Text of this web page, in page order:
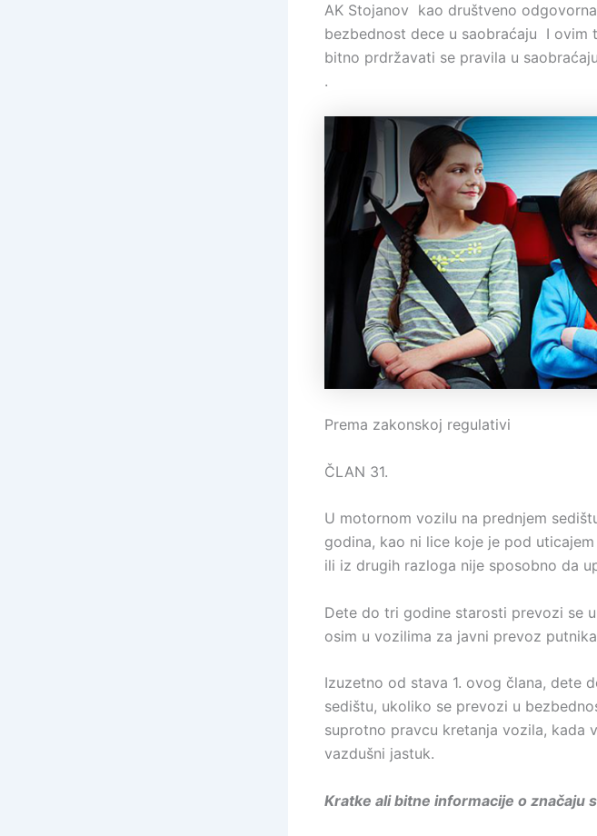
AK Stojanov kao društveno
bezbednost dece u saobraćaju I ovim
bitno prdržavati se pravila u
.
Prema zakonskoj regulativi
ČLAN 31.
U motornom vozilu na prednjem
godina, kao ni lice koje je pod
ili iz drugih razloga nije sposobno da
Dete do tri godine starosti prevozi se
osim u vozilima za javni prevoz
Izuzetno od stava 1. ovog člana, dete
sedištu, ukoliko se prevozi u
suprotno pravcu kretanja vozila, kada
vazdušni jastuk.
Kratke ali bitne informacije o značaju